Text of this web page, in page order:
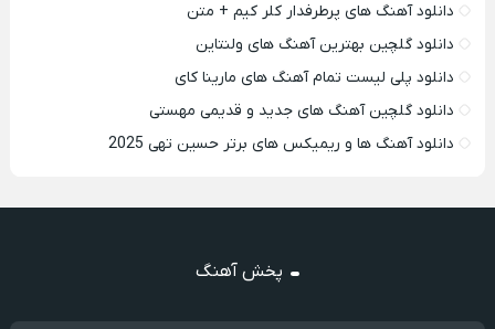
دانلود آهنگ های پرطرفدار کلر کیم + متن
دانلود گلچین بهترین آهنگ های ولنتاین
دانلود پلی لیست تمام آهنگ های مارینا کای
دانلود گلچین آهنگ های جدید و قدیمی مهستی
دانلود آهنگ ها و ریمیکس های برتر حسین تهی 2025
پخش آهنگ